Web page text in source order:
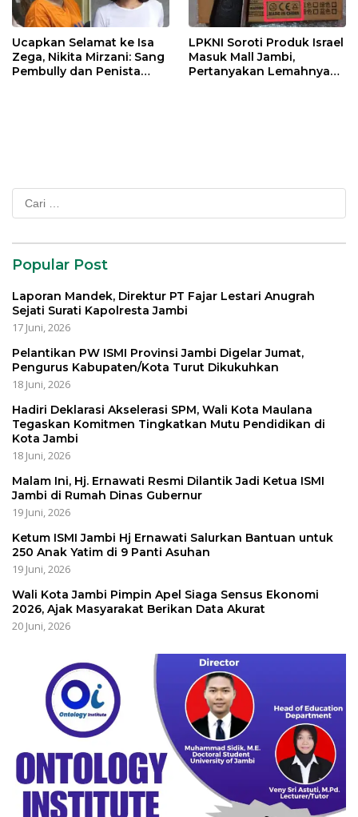
Ucapkan Selamat ke Isa
Zega, Nikita Mirzani: Sang
Pembully dan Penista
LPKNI Soroti Produk Israel
Masuk Mall Jambi,
Pertanyakan Lemahnya
Cari
untuk:
Popular Post
Laporan Mandek, Direktur PT Fajar Lestari Anugrah
Sejati Surati Kapolresta Jambi
17 Juni, 2026
Pelantikan PW ISMI Provinsi Jambi Digelar Jumat,
Pengurus Kabupaten/Kota Turut Dikukuhkan
18 Juni, 2026
Hadiri Deklarasi Akselerasi SPM, Wali Kota Maulana
Tegaskan Komitmen Tingkatkan Mutu Pendidikan di
Kota Jambi
18 Juni, 2026
Malam Ini, Hj. Ernawati Resmi Dilantik Jadi Ketua ISMI
Jambi di Rumah Dinas Gubernur
19 Juni, 2026
Ketum ISMI Jambi Hj Ernawati Salurkan Bantuan untuk
250 Anak Yatim di 9 Panti Asuhan
19 Juni, 2026
Wali Kota Jambi Pimpin Apel Siaga Sensus Ekonomi
2026, Ajak Masyarakat Berikan Data Akurat
20 Juni, 2026